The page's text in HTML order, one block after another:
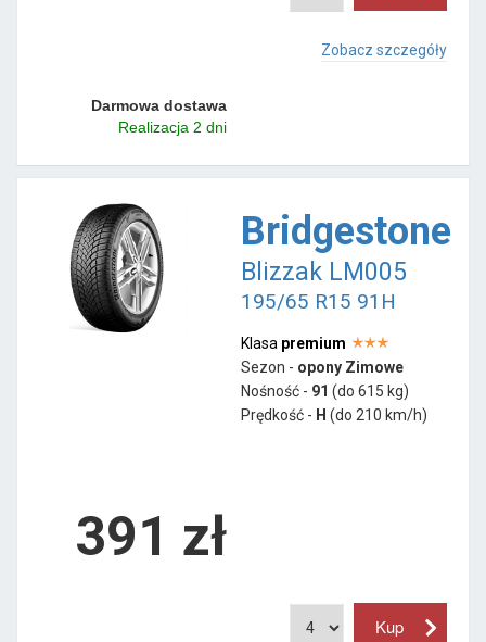
Zobacz szczegóły
Darmowa dostawa
Realizacja 2 dni
Bridgestone
Blizzak LM005
195/65 R15 91H
Klasa premium
Sezon - opony Zimowe
Nośność - 91 (do 615 kg)
Prędkość - H (do 210 km/h)
391 zł